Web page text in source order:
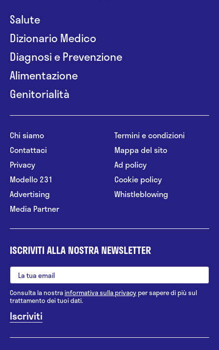
Salute
Dizionario Medico
Diagnosi e Prevenzione
Alimentazione
Genitorialità
Chi siamo
Contattaci
Privacy
Modello 231
Advertising
Media Partner
Termini e condizioni
Mappa del sito
Ad policy
Cookie policy
Whistleblowing
ISCRIVITI ALLA NOSTRA NEWSLETTER
Consulta la nostrainformativa sulla privacy per sapere di più sul
trattamento dei tuoi dati.